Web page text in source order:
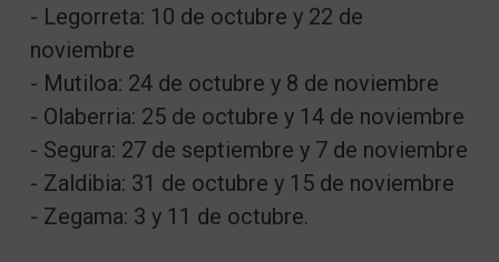
- Legorreta: 10 de octubre y 22 de
noviembre
- Mutiloa: 24 de octubre y 8 de noviembre
- Olaberria: 25 de octubre y 14 de noviembre
- Segura: 27 de septiembre y 7 de noviembre
- Zaldibia: 31 de octubre y 15 de noviembre
- Zegama: 3 y 11 de octubre.